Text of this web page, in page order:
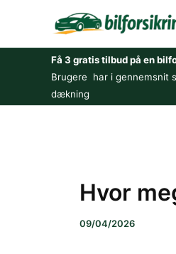
indholdet
Få 3 gratis tilbud på en
Brugere har i gennemsnit
dækning
Hvor
09/04/2026